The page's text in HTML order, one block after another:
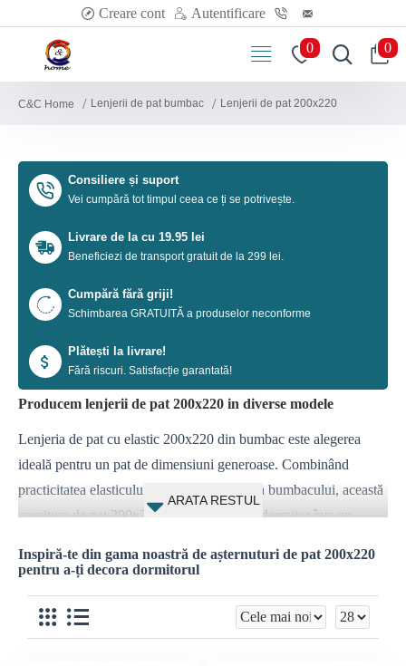
Creare cont Autentificare
0 0
C&C Home Lenjerii de pat bumbac Lenjerii de pat 200x220
Consiliere și suport
Vei cumpără tot timpul ceea ce ți se potrivește.
Livrare de la cu 19.95 lei
Beneficiezi de transport gratuit de la 299 lei.
Cumpără fără griji!
Schimbarea GRATUITĂ a produselor neconforme
Plătești la livrare!
Fără riscuri. Satisfacție garantată!
Producem lenjerii de pat 200x220 in diverse modele
Lenjeria de pat cu elastic 200x220 din bumbac este alegerea
ideală pentru un pat de dimensiuni generoase. Combinând
practicitatea elasticului cu finețea naturală a bumbacului, această
garnitura de pat 200x220 transformă orice dormitor într-un
alunecă, oferind un aspect ordonat și o senzație plăcută la
sau negru, sau modele florale, această garnitura de pat 200x220
adaugă un plus de eleganță dormitorului tău.
Inspiră-te din gama noastră de așternuturi de pat 200x220
pentru a-ți decora dormitorul